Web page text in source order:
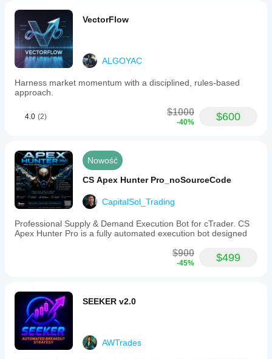
VectorFlow
ALGOYAC
Harness market momentum with a disciplined, rules-based
approach.
4.0 (2) $1000
-40% $600
Nowość
CS Apex Hunter Pro_noSourceCode
CapitalSol_Trading
Professional Supply & Demand Execution Bot for cTrader. CS
Apex Hunter Pro is a fully automated execution bot designed
$900
-45% $499
SEEKER v2.0
AWTrades